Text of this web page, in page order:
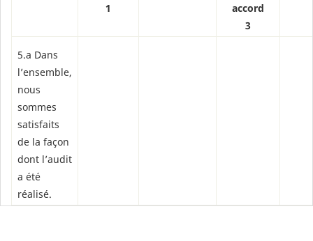
1
accord
3
5.a Dans
l’ensemble,
nous
sommes
satisfaits
de la façon
dont l’audit
a été
réalisé.